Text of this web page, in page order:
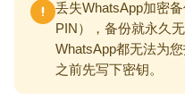
丢失WhatsApp加密
PIN），备份就永久
WhatsApp都无法为
之前先写下密钥。